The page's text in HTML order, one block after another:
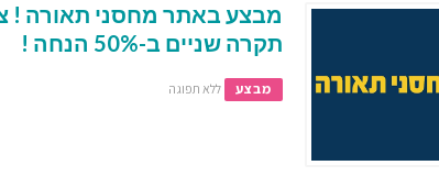
מבצע באתר מחסני תאורה !
תקרה שניים ב-50% הנחה !
מבצע ללא תפוגה